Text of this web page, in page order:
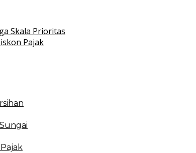
Skala Prioritas
Pajak